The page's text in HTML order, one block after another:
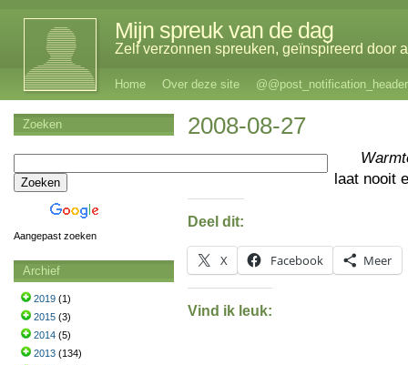
Mijn spreuk van de dag
Zelf verzonnen spreuken, geïnspireerd door
Home Over deze site @@post_notification_header
2008-08-27
laat nooit
Deel dit:
X Facebook Meer
Vind ik leuk:
Zoeken
Aangepast zoeken
Archief
2019 (1)
2015 (3)
2014 (5)
2013 (134)